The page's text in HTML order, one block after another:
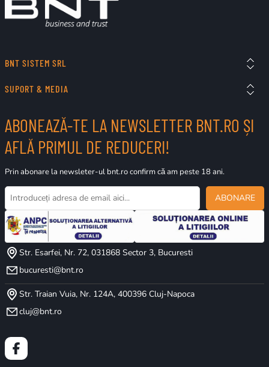
BNT SISTEM SRL
SUPORT & MEDIA
ABONEAZĂ-TE LA NEWSLETTER BNT.RO ȘI
AFLĂ PRIMUL DE REDUCERI!
Prin abonare la newsleter-ul bnt.ro confirm că am peste 18 ani.
ABONARE
Str. Esarfei, Nr. 72, 031868 Sector 3, Bucuresti
bucuresti@bnt.ro
Str. Traian Vuia, Nr. 124A, 400396 Cluj-Napoca
cluj@bnt.ro